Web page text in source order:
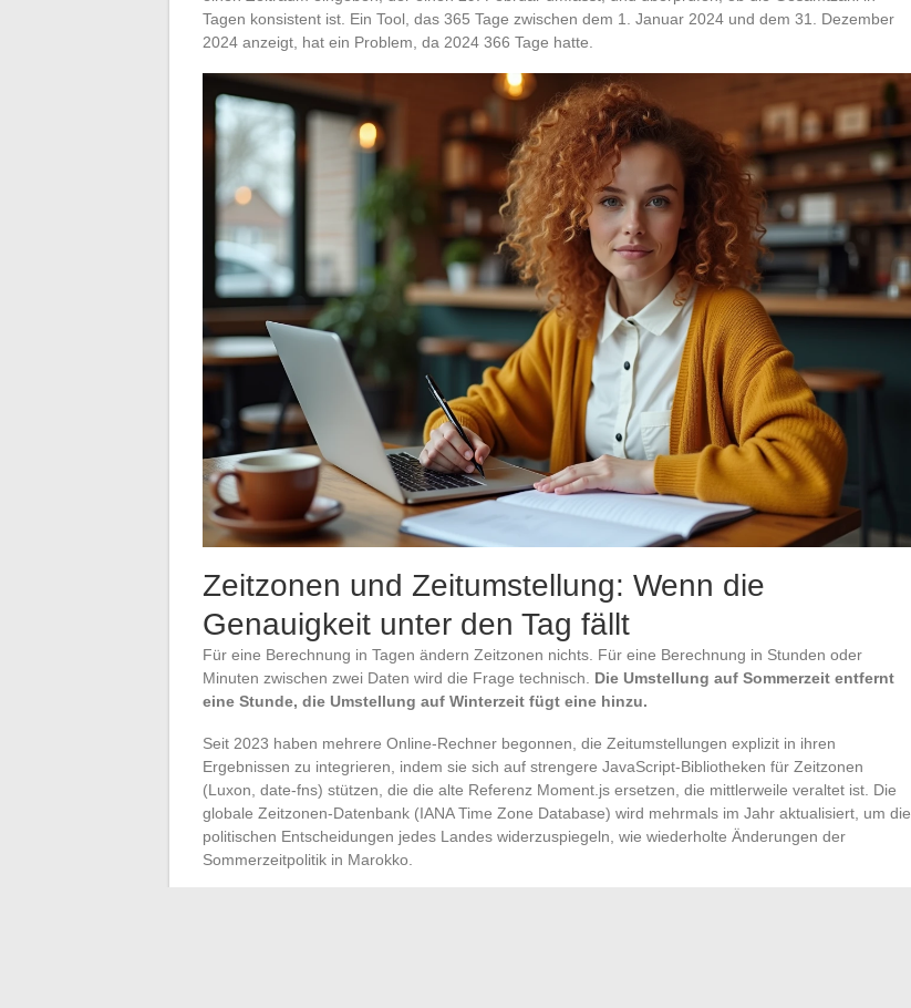
Tagen konsistent ist. Ein Tool, das 365 Tage zwischen dem 1. Januar 2024 und dem 31. Dezember
2024 anzeigt, hat ein Problem, da 2024 366 Tage hatte.
Zeitzonen und Zeitumstellung: Wenn die
Genauigkeit unter den Tag fällt
Für eine Berechnung in Tagen ändern Zeitzonen nichts. Für eine Berechnung in Stunden oder
Minuten zwischen zwei Daten wird die Frage technisch. Die Umstellung auf Sommerzeit entfernt
eine Stunde, die Umstellung auf Winterzeit fügt eine hinzu.
Seit 2023 haben mehrere Online-Rechner begonnen, die Zeitumstellungen explizit in ihren
Ergebnissen zu integrieren, indem sie sich auf strengere JavaScript-Bibliotheken für Zeitzonen
(Luxon, date-fns) stützen, die die alte Referenz Moment.js ersetzen, die mittlerweile veraltet ist. Die
globale Zeitzonen-Datenbank (IANA Time Zone Database) wird mehrmals im Jahr aktualisiert, um die
politischen Entscheidungen jedes Landes widerzuspiegeln, wie wiederholte Änderungen der
Sommerzeitpolitik in Marokko.